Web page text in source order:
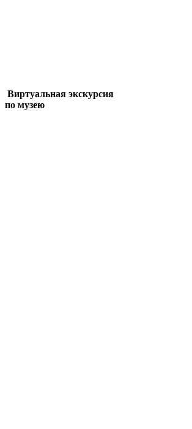
Виртуальная экскурсия
по музею